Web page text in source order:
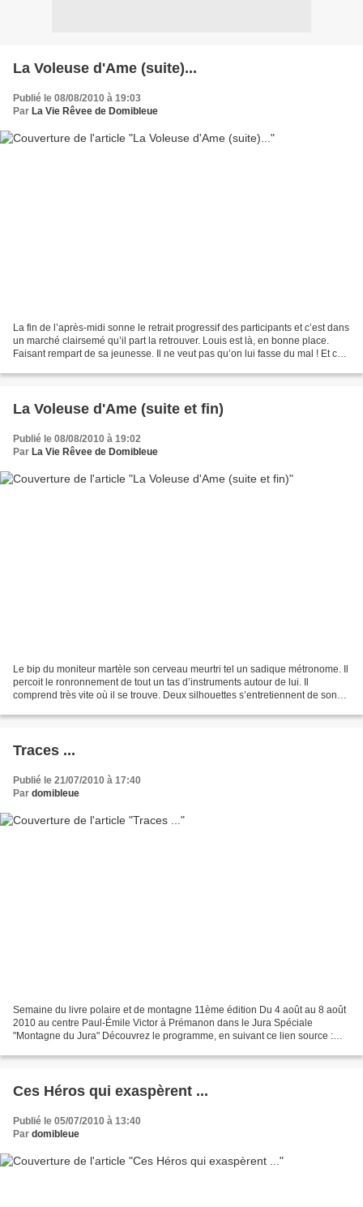
La Voleuse d'Ame (suite)...
Publié le 08/08/2010 à 19:03
Par La Vie Rêvee de Domibleue
La fin de l’après-midi sonne le retrait progressif des participants et c’est dans
un marché clairsemé qu’il part la retrouver. Louis est là, en bonne place.
Faisant rempart de sa jeunesse. Il ne veut pas qu’on lui fasse du mal ! Et ce
La Voleuse d'Ame (suite et fin)
Publié le 08/08/2010 à 19:02
Par La Vie Rêvee de Domibleue
Le bip du moniteur martèle son cerveau meurtri tel un sadique métronome. Il
percoit le ronronnement de tout un tas d’instruments autour de lui. Il
comprend très vite où il se trouve. Deux silhouettes s’entretiennent de son
Traces ...
Publié le 21/07/2010 à 17:40
Par domibleue
Semaine du livre polaire et de montagne 11ème édition Du 4 août au 8 août
2010 au centre Paul-Émile Victor à Prémanon dans le Jura Spéciale
"Montagne du Jura" Découvrez le programme, en suivant ce lien source :
Ces Héros qui exaspèrent ...
Publié le 05/07/2010 à 13:40
Par domibleue